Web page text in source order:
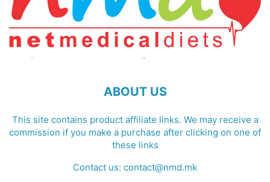
ABOUT US
This site contains product affiliate links. We may receive a
commission if you make a purchase after clicking on one of
these links
Contact us: contact@nmd.mk